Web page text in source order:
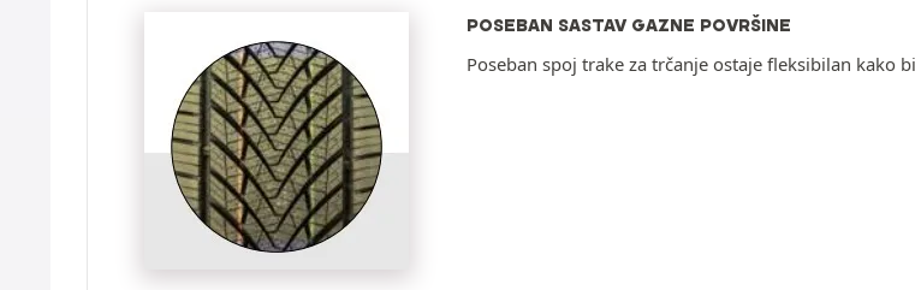
POSEBAN SASTAV GAZNE POVRŠINE
Poseban spoj trake za trčanje ostaje fleksibilan